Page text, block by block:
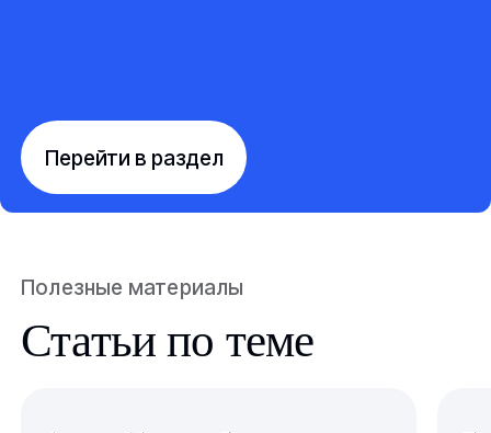
Перейти в раздел
Полезные материалы
Статьи по теме